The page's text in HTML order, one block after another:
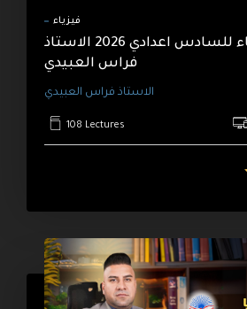
فيزياء
دورة الفيزياء للسادس اعدادي 2026 الاستاذ
فراس العبيدي
الاستاذ فراس العبيدي
108 Lectures